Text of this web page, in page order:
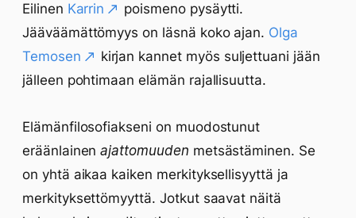
Eilinen Karrin
poismeno pysäytti.
Jääväämättömyys on läsnä koko ajan. Olga
Temosen
kirjan kannet myös suljettuani jään
jälleen pohtimaan elämän rajallisuutta.
Elämänfilosofiakseni on muodostunut
eräänlainenajattomuuden metsästäminen. Se
on yhtä aikaa kaiken merkityksellisyyttä ja
merkityksettömyyttä. Jotkut saavat näitä